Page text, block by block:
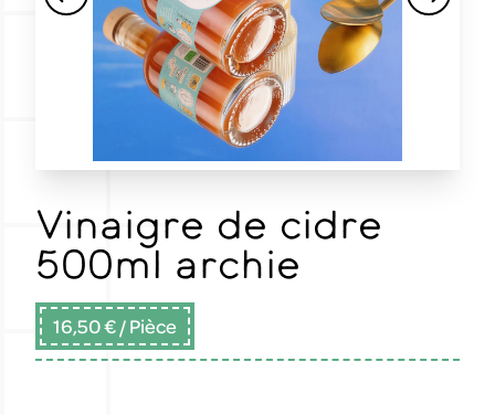
Vinaigre de cidre
500ml archie
16,50 €/ Pièce